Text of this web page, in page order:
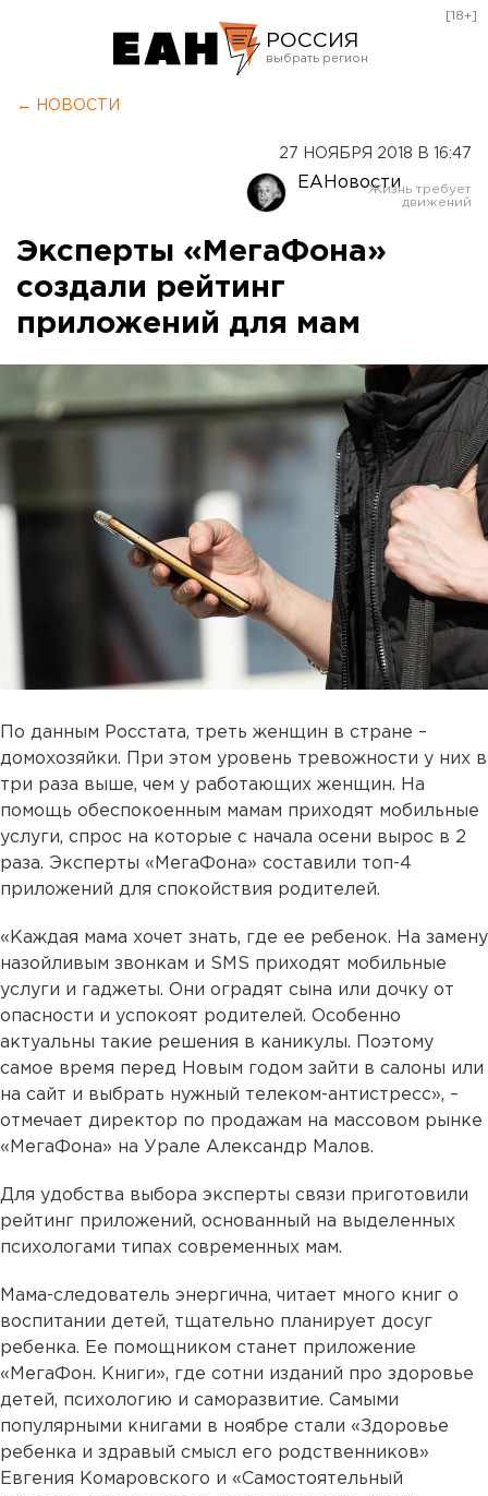
РОССИЯ
Оренбург
[18+]
← НОВОСТИ
27 НОЯБРЯ 2018 В 16:47
ЕАНовости
Эксперты «МегаФона»
создали рейтинг
приложений для мам
По данным Росстата, треть женщин в стране –
домохозяйки. При этом уровень тревожности у них в
три раза выше, чем у работающих женщин. На
помощь обеспокоенным мамам приходят мобильные
услуги, спрос на которые с начала осени вырос в 2
раза. Эксперты «МегаФона» составили топ-4
приложений для спокойствия родителей.
«Каждая мама хочет знать, где ее ребенок. На замену
назойливым звонкам и SMS приходят мобильные
услуги и гаджеты. Они оградят сына или дочку от
опасности и успокоят родителей. Особенно
актуальны такие решения в каникулы. Поэтому
самое время перед Новым годом зайти в салоны или
на сайт и выбрать нужный телеком-антистресс», –
отмечает директор по продажам на массовом рынке
«МегаФона» на Урале Александр Малов.
Для удобства выбора эксперты связи приготовили
рейтинг приложений, основанный на выделенных
психологами типах современных мам.
Мама-следователь энергична, читает много книг о
воспитании детей, тщательно планирует досуг
ребенка. Ее помощником станет приложение
«МегаФон. Книги», где сотни изданий про здоровье
детей, психологию и саморазвитие. Самыми
популярными книгами в ноябре стали «Здоровье
ребенка и здравый смысл его родственников»
Евгения Комаровского и «Самостоятельный